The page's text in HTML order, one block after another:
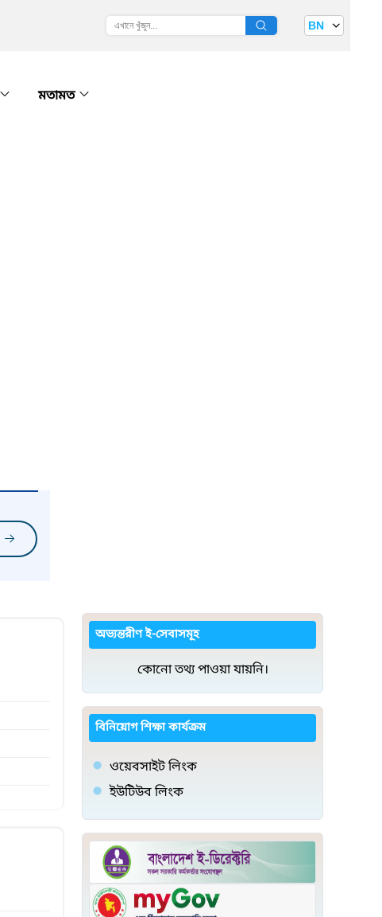
BN
মতামত
অভ্যন্তরীণ ই-সেবাসমূহ
কোনো তথ্য পাওয়া যায়নি।
বিনিয়োগ শিক্ষা কার্যক্রম
ওয়েবসাইট লিংক
ইউটিউব লিংক